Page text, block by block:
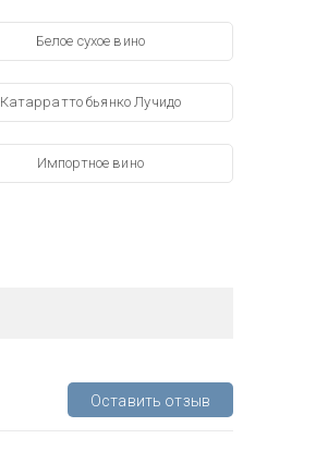
Белое сухое вино
Катарратто бьянко Лучидо
Импортное вино
Оставить отзыв